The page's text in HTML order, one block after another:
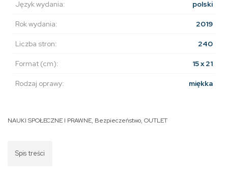
Język wydania: polski
Rok wydania: 2019
Liczba stron: 240
Format (cm): 15 x 21
Rodzaj oprawy: miękka
NAUKI SPOŁECZNE I PRAWNE, Bezpieczeństwo, OUTLET
Spis treści